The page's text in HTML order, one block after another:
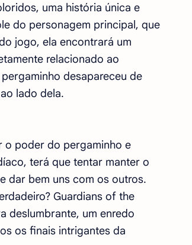
uma história única e
do personagem principal, que
jogo, ela encontrará um
relacionado ao
desapareceu de
lado dela.
o poder do pergaminho e
terá que tentar manter o
dar bem uns com os outros.
Guardians of the
deslumbrante, um enredo
os finais intrigantes da